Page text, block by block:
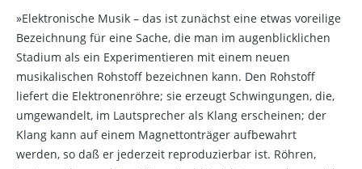
»Elektronische Musik – das ist zunächst eine etwas voreilige
Bezeichnung für eine Sache, die man im augenblicklichen
Stadium als ein Experimentieren mit einem neuen
musikalischen Rohstoff bezeichnen kann. Den Rohstoff
liefert die Elektronenröhre; sie erzeugt Schwingungen, die,
umgewandelt, im Lautsprecher als Klang erscheinen; der
Klang kann auf einem Magnettonträger aufbewahrt
werden, so daß er jederzeit reproduzierbar ist. Röhren,